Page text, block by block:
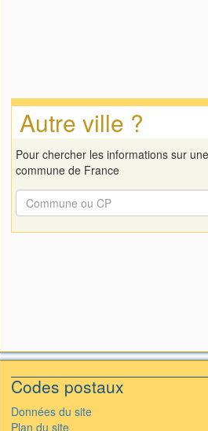
Autre ville ?
Pour chercher les informations sur
commune de France
Codes postaux
Données du site
Plan du site